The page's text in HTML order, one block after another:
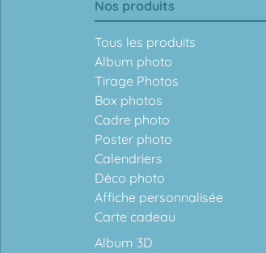
Nos produits
Tous les produits
Album photo
Tirage Photos
Box photos
Cadre photo
Poster photo
Calendriers
Déco photo
Affiche personnalisée
Carte cadeau
Album 3D